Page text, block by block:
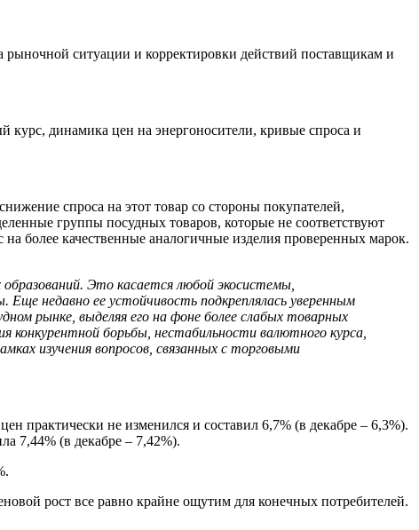
рыночной ситуации и корректировки действий поставщикам и
курс, динамика цен на энергоносители, кривые спроса и
спроса на этот товар со стороны покупателей,
группы посудных товаров, которые не соответствуют
более качественные аналогичные изделия проверенных марок.
Это касается любой экосистемы,
недавно ее устойчивость подкреплялась уверенным
рынке, выделяя его на фоне более слабых товарных
конкурентной борьбы, нестабильности валютного курса,
изучения вопросов, связанных с торговыми
практически не изменился и составил 6,7% (в декабре – 6,3%).
7,44% (в декабре – 7,42%).
рост все равно крайне ощутим для конечных потребителей.